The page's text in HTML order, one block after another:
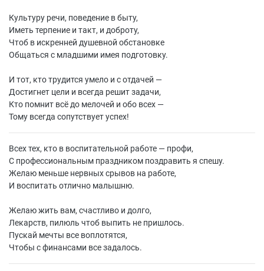
Культуру речи, поведение в быту,
Иметь терпение и такт, и доброту,
Чтоб в искренней душевной обстановке
Общаться с младшими имея подготовку.
И тот, кто трудится умело и с отдачей —
Достигнет цели и всегда решит задачи,
Кто помнит всё до мелочей и обо всех —
Тому всегда сопутствует успех!
Всех тех, кто в воспитательной работе — профи,
С профессиональным праздником поздравить я спешу.
Желаю меньше нервных срывов на работе,
И воспитать отлично малышню.
Желаю жить вам, счастливо и долго,
Лекарств, пилюль чтоб выпить не пришлось.
Пускай мечты все воплотятся,
Чтобы с финансами все задалось.